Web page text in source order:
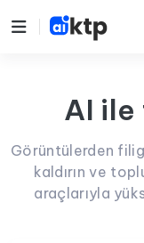
AI ile
Görüntülerden
kaldırın ve
araçlarıyla